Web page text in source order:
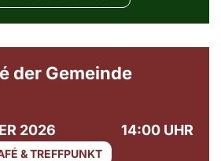
der Gemeinde
2026 14:00 UHR
& TREFFPUNKT